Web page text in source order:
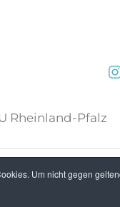
Um nicht gegen
Rheinland-Pfalz
2020 CDU